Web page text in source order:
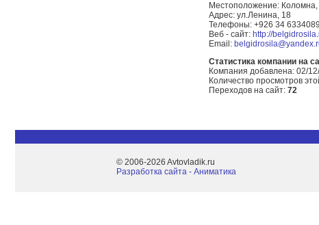
Местоположение: Коломна,
Адрес: ул.Ленина, 18
Телефоны: +926 34 6334089
Веб - сайт: http://
Email:
Статистика компании на
Компания добавлена: 02/
Количество просмотров
Переходов на сайт: 72
© 2006-2026 Avtovladik.ru
Разработка сайта - Aниматика